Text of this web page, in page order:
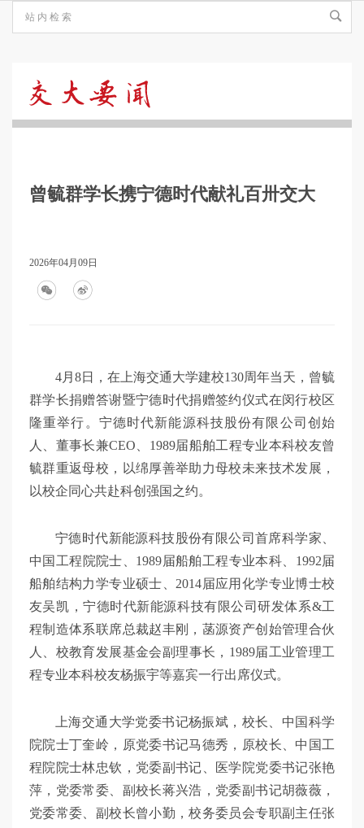
要
曾毓群学长携宁德时代献礼百卅交大
2026年04月09日
4月8日，在上海交通大学建校130周年当天，曾毓
群学长捐赠答谢暨宁德时代捐赠签约仪式在闵行校区
隆重举行。宁德时代新能源科技股份有限公司创始
人、董事长兼CEO、1989届船舶工程专业本科校友曾
毓群重返母校，以绵厚善举助力母校未来技术发展，
以校企同心共赴科创强国之约。
宁德时代新能源科技股份有限公司首席科学家、
中国工程院院士、1989届船舶工程专业本科、1992届
船舶结构力学专业硕士、2014届应用化学专业博士校
友吴凯，宁德时代新能源科技有限公司研发体系&工
程制造体系联席总裁赵丰刚，菡源资产创始管理合伙
人、校教育发展基金会副理事长，1989届工业管理工
程专业本科校友杨振宇等嘉宾一行出席仪式。
上海交通大学党委书记杨振斌，校长、中国科学
院院士丁奎岭，原党委书记马德秀，原校长、中国工
程院院士林忠钦，党委副书记、医学院党委书记张艳
萍，党委常委、副校长蒋兴浩，党委副书记胡薇薇，
党委常委、副校长曾小勤，校务委员会专职副主任张